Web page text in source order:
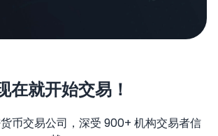
在就开始交易！
币交易公司，深受 900+ 机构交易者信